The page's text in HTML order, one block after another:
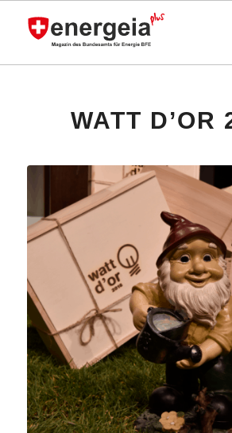
WATT D’OR